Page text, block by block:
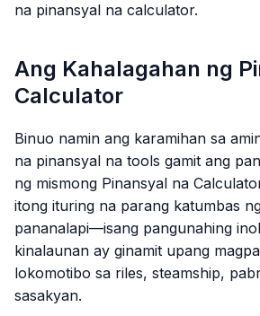
na pinansyal na calculator.
Ang Kahalagahan ng
Calculator
Binuo namin ang karamihan sa
na pinansyal na tools gamit ang
ng mismong Pinansyal na
itong ituring na parang katumbas
pananalapi—isang pangunahing
kinalaunan ay ginamit upang
lokomotibo sa riles, steamship,
sasakyan.